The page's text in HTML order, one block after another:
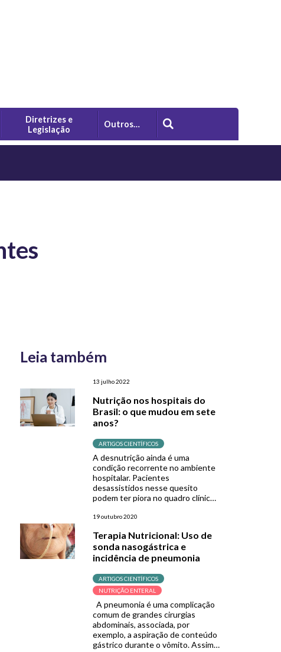
Diretrizes e
Legislação
Outros…
Leia também
13 julho 2022
Nutrição nos hospitais do
Brasil: o que mudou em sete
anos?
ARTIGOS CIENTÍFICOS
A desnutrição ainda é uma
condição recorrente no ambiente
hospitalar. Pacientes
desassistidos nesse quesito
podem ter piora no quadro clínico
permanência no hospital,
com as internações. Nesse
sentido, o nutriDia ou nutritionDay
é um projeto mundial que tem
nutricional oferecida aos […]
19 outubro 2020
Terapia Nutricional: Uso de
sonda nasogástrica e
incidência de pneumonia
ARTIGOS CIENTÍFICOS
NUTRIÇÃO ENTERAL
A pneumonia é uma complicação
comum de grandes cirurgias
abdominais, associada, por
exemplo, a aspiração de conteúdo
gástrico durante o vômito. Assim,